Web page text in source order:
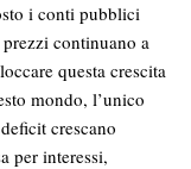
i conti pubblici
continuano a
questa crescita
mondo, l’unico
crescano
per interessi,